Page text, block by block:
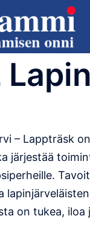
– Lappträsk
järjestää
on tukea, iloa